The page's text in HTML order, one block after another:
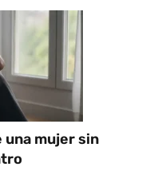
una mujer sin